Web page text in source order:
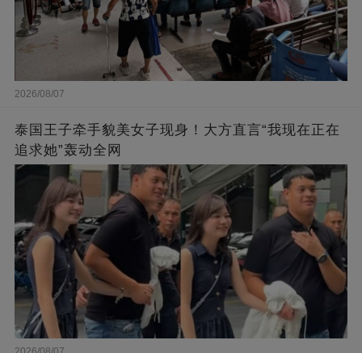
2026/08/07
泰国王子牵手貌美女子现身！大方直言“我现在正在
追求她”轰动全网